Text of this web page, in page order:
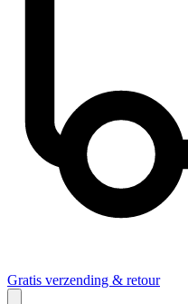
Gratis verzending & retour